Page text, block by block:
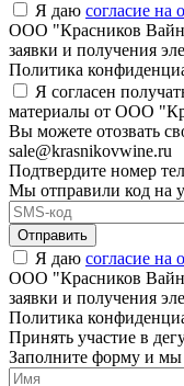
Я даю согласие на
ООО "Красников
заявки и получения
Политика
Я согласен
материалы от ООО
Вы можете отозвать
sale@krasnikovwine.ru
Подтвердите номер
Мы отправили код на
Отправить
Я даю согласие на
ООО "Красников
заявки и получения
Политика
Принять участие в
Заполните форму и мы